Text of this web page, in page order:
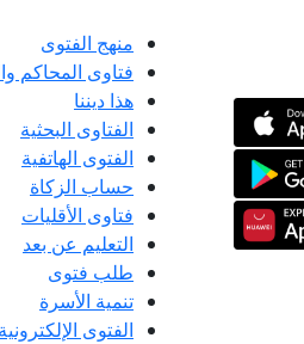
منهج الفتوى
فتاوى المحاكم
هذا ديننا
الفتاوى البحثية
الفتوى الهاتفية
حساب الزكاة
فتاوى الأقليات
التعليم عن بعد
طلب فتوى
تنمية الأسرة
الفتوى الإلكترونية